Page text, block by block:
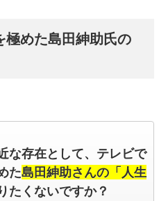
極めた島田紳助氏の
な存在として、テレビで
た島田紳助さんの「人生
たくないですか？